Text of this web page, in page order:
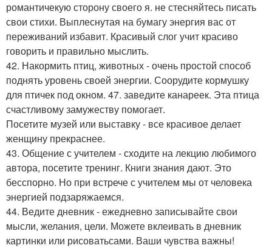
романтичекую сторону своего я. не стесняйтесь писать
свои стихи. Выплеснутая на бумагу энергия вас от
переживаний избавит. Красивый слог учит красиво
говорить и правильно мыслить.
42. Накормить птиц, животных - очень простой способ
поднять уровень своей энергии. Соорудите кормушку
для птичек под окном. 47. заведите канареек. Эта птица
счастливому замужеству помогает.
Посетите музей или выставку - все красивое делает
женщину прекраснее.
43. Общение с учителем - сходите на лекцию любимого
автора, посетите тренинг. Книги знания дают. Это
бесспорно. Но при встрече с учителем мы от человека
энергией подзаряжаемся.
44. Ведите дневник - ежедневно записывайте свои
мысли, желания, цели. Можете вклеивать в дневник
картинки или рисоватьсами. Ваши чувства важны!